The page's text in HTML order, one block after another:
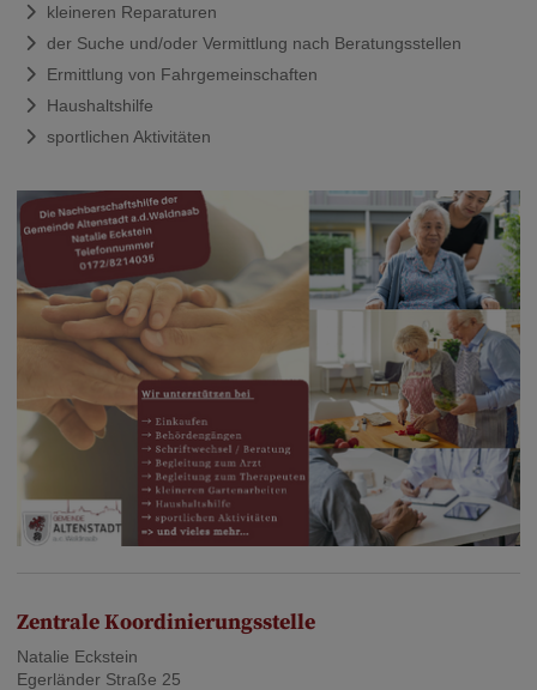
kleineren Reparaturen
der Suche und/oder Vermittlung nach Beratungsstellen
Ermittlung von Fahrgemeinschaften
Haushaltshilfe
sportlichen Aktivitäten
Zentrale Koordinierungsstelle
Natalie Eckstein
Egerländer Straße 25